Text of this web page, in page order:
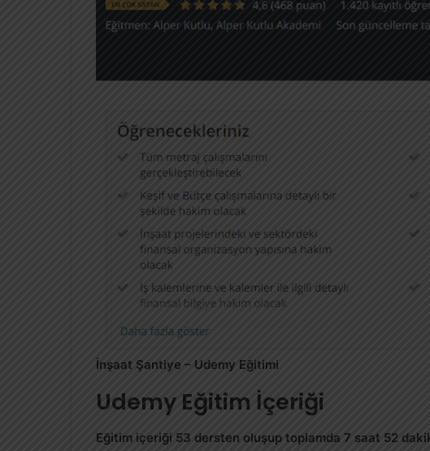
İnşaat Şantiye – Udemy Eğitimi
Udemy Eğitim İçeriği
Eğitim içeriği 53 dersten oluşup toplamda 7 saat 52